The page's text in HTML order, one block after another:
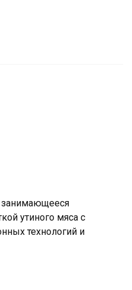
занимающееся
утиного мяса с
технологий и